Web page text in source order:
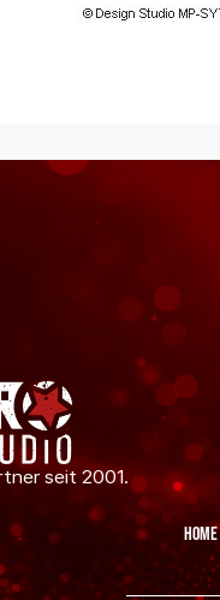
seit 2001.
Home